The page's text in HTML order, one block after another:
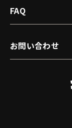
FAQ
お問い合わせ